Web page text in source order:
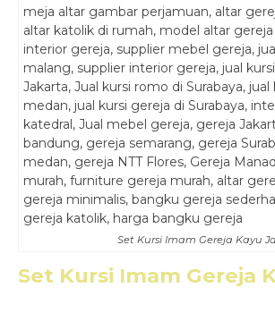
Set Kursi Imam Gereja Kayu
Set Kursi Imam Gereja